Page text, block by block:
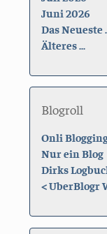
Juni 2026
Das Neueste ...
Älteres ...
Blogroll
Onli
Nur ein Blog
Dirks
<UberBlogr